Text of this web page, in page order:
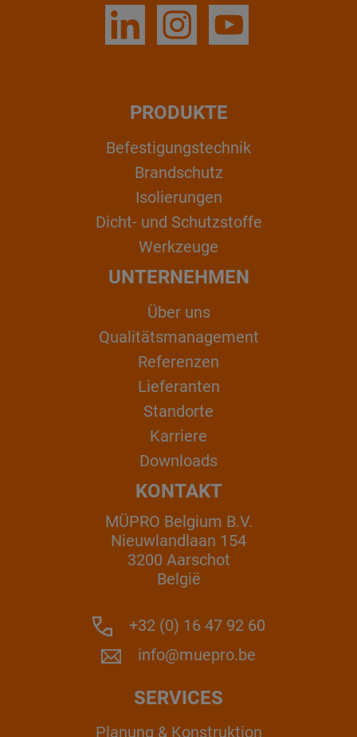
PRODUKTE
Befestigungstechnik
Brandschutz
Isolierungen
Dicht- und Schutzstoffe
Werkzeuge
UNTERNEHMEN
Über uns
Qualitätsmanagement
Referenzen
Lieferanten
Standorte
Karriere
Downloads
KONTAKT
MÜPRO Belgium B.V.
Nieuwlandlaan 154
3200 Aarschot
België
+32 (0) 16 47 92 60
info@muepro.be
SERVICES
Planung & Konstruktion